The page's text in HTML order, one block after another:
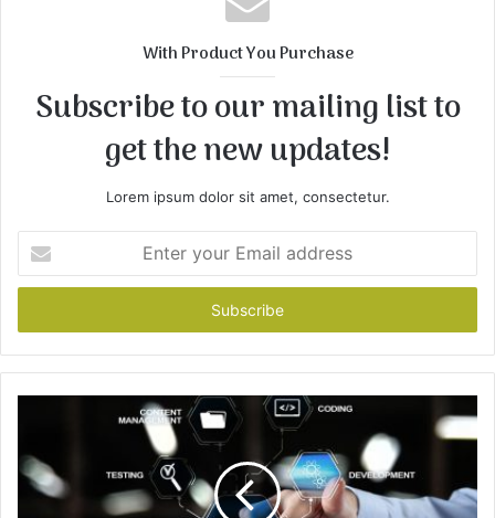
i
With Product You Purchase
Subscribe to our mailing list to
get the new updates!
Lorem ipsum dolor sit amet, consectetur.
t
r
y
m